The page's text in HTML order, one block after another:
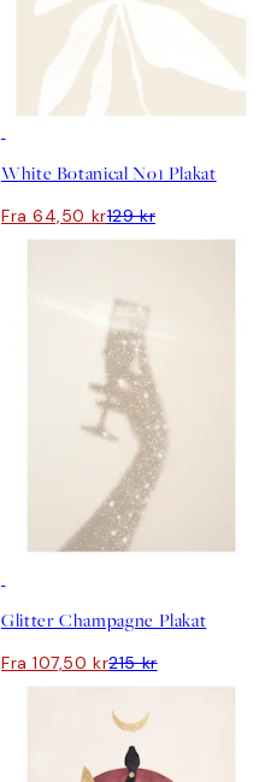
White Botanical No1 Plakat
Fra 64,50 kr129 kr
Glitter Champagne Plakat
Fra 107,50 kr215 kr